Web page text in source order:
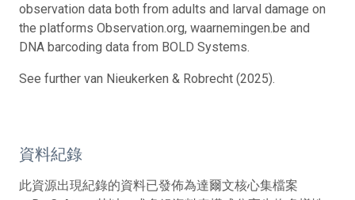
observation data both from adults and larval damage on
the platforms Observation.org, waarnemingen.be and
DNA barcoding data from BOLD Systems.
See further van Nieukerken & Robrecht (2025).
資料紀錄
此資源出現紀錄的資料已發佈為達爾文核心集檔案